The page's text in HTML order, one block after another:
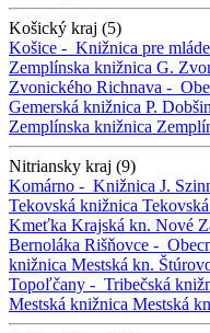
Košický kraj (5)
Košice - Knižnica pre
Zemplínska knižnica G.
Zvonického Richnava -
Gemerská knižnica P.
Zemplínska knižnica
Nitriansky kraj (9)
Komárno - Knižnica J.
Tekovská knižnica
Kmeťka Krajská kn. Nové
Bernoláka Rišňovce -
knižnica Mestská kn.
Topoľčany - Tribečská
Mestská knižnica Mestská